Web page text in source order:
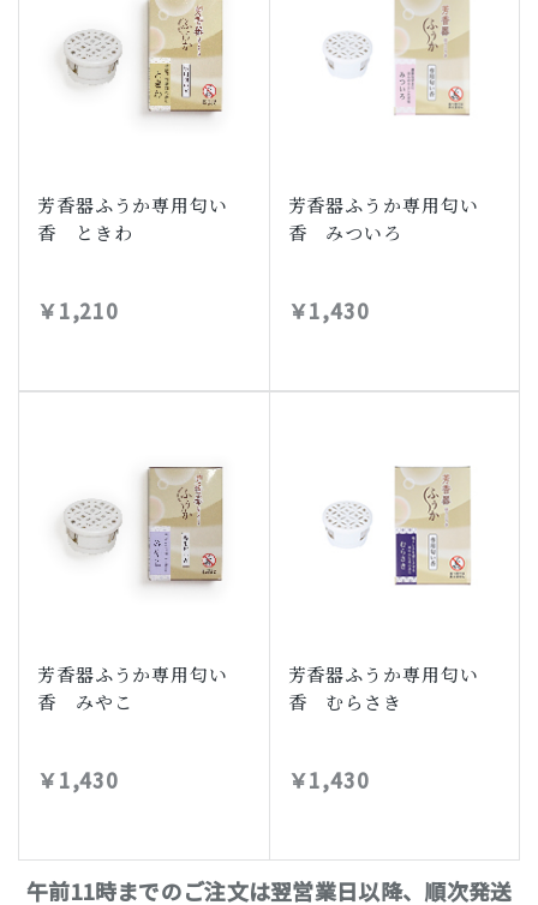
芳香器ふうか専用匂い
香 ときわ
￥1,210
芳香器ふうか専用匂い
香 みついろ
￥1,430
芳香器ふうか専用匂い
香 みやこ
￥1,430
芳香器ふうか専用匂い
香 むらさき
￥1,430
午前11時までのご注文は翌営業日以降、順次発送